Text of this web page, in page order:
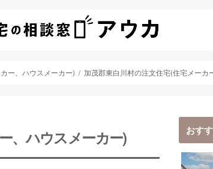
ー、ハウスメーカー) 加茂郡東白川村の注文住宅(住宅メーカ
、ハウスメーカー) おす